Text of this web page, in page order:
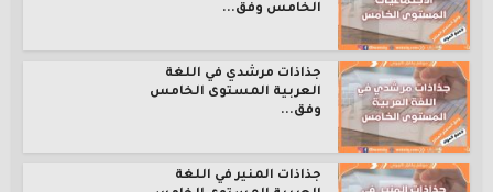
الخامس وفق...
جذاذات مرشدي في اللغة
العربية المستوى الخامس
وفق...
جذاذات المنير في اللغة